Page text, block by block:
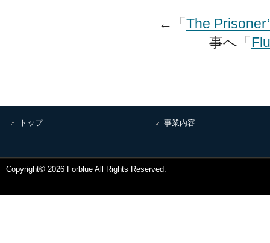
←「The
事へ「
トップ 事業内容
Copyright© 2026 Forblue All Rights Reserved.